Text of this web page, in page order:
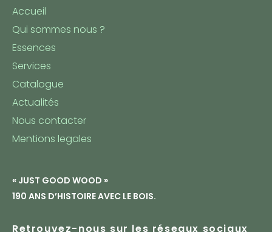
Accueil
Qui sommes nous ?
Essences
Services
Catalogue
Actualités
Nous contacter
Mentions legales
« JUST GOOD WOOD »
190 ANS D’HISTOIRE AVEC LE BOIS.
Retrouvez-nous sur les réseaux sociaux